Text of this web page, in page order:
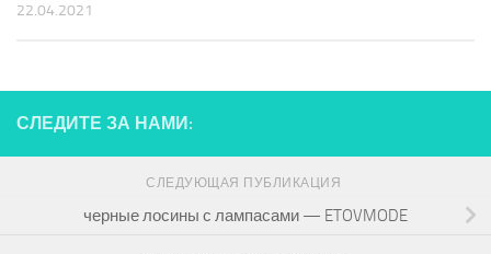
22.04.2021
СЛЕДИТЕ ЗА НАМИ:
СЛЕДУЮЩАЯ ПУБЛИКАЦИЯ
черные лосины с лампасами — ETOVMODE